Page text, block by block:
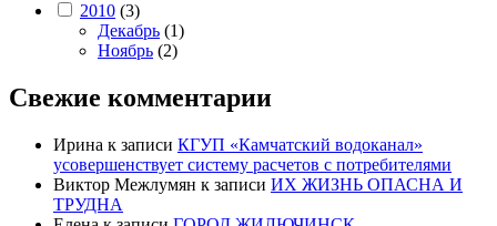
2010 (3)
Декабрь (1)
Ноябрь (2)
Свежие комментарии
Ирина к записи КГУП «Камчатский водоканал»
усовершенствует систему расчетов с потребителями
Виктор Межлумян к записи ИХ ЖИЗНЬ ОПАСНА И
ТРУДНА